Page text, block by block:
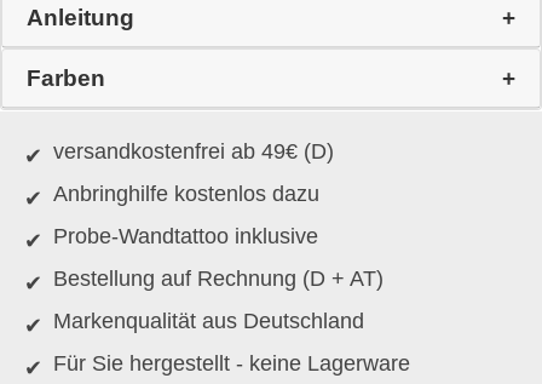
Anleitung
Farben
versandkostenfrei ab 49€ (D)
Anbringhilfe kostenlos dazu
Probe-Wandtattoo inklusive
Bestellung auf Rechnung (D + AT)
Markenqualität aus Deutschland
Für Sie hergestellt - keine Lagerware